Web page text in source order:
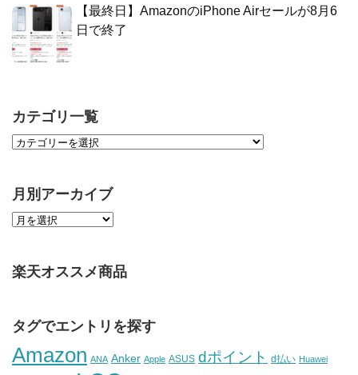
【最終日】AmazonのiPhone Airセールが8月6
日で終了
カテゴリ一覧
月別アーカイブ
楽天オススメ商品
タグでエントリを探す
Amazon ANA Anker Apple ASUS dポイント d払い Huawei